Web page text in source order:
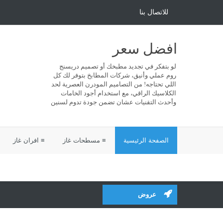
للاتصال بنا
افضل سعر
لو بتفكر في تجديد مطبخك أو تصميم دريسنج
روم عملي وأنيق، شركات المطابخ بتوفر لك كل
اللي تحتاجه! من التصاميم المودرن العصرية لحد
الكلاسيك الراقي، مع استخدام أجود الخامات
وأحدث التقنيات عشان تضمن جودة تدوم لسنين
الصفحة الرئيسية ≡ مسطحات غاز ≡ افران غاز
عروض